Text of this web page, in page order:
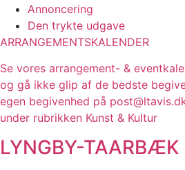
Annoncering
Den trykte udgave
ARRANGEMENTSKALENDER
Se vores arrangement- &
og gå ikke glip af de bedste
egen begivenhed på
under rubrikken Kunst & Kultur
LYNGBY-TAARBÆK